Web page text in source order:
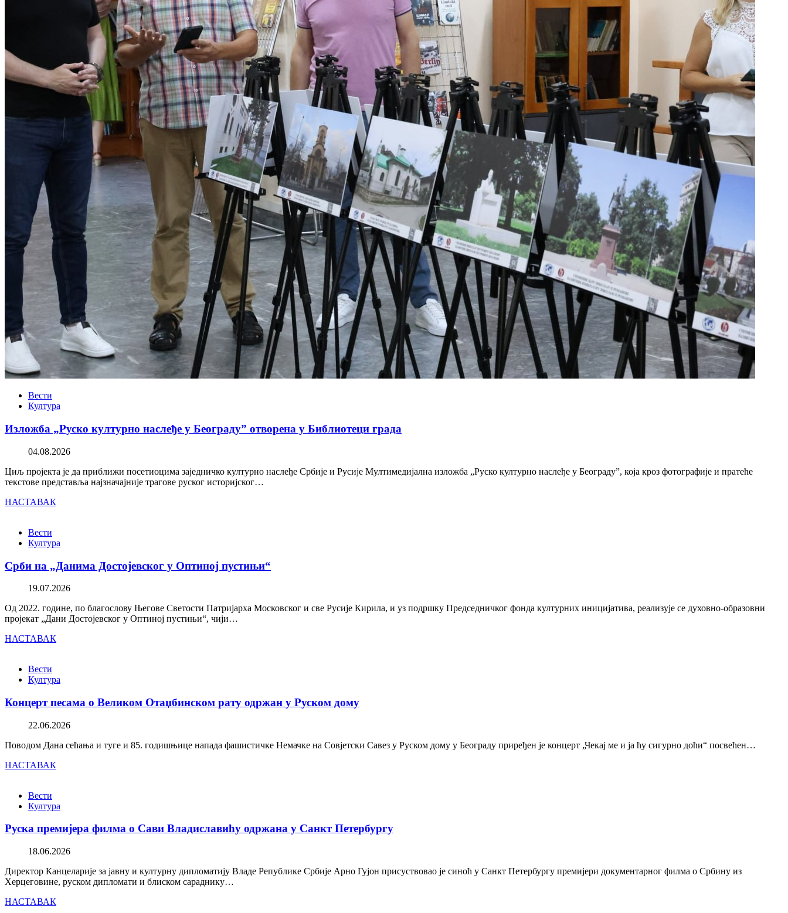
Вести
Култура
Изложба „Руско културно наслеђе у Београду” отворена у Библиотеци града
04.08.2026
Циљ пројекта је да приближи посетиоцима заједничко културно наслеђе Србије и Русије Мултимедијална изложба „Руско културно наслеђе у Београду”, која кроз фотографије и пратеће
текстове представља најзначајније трагове руског историјског…
НАСТАВАК
Вести
Култура
Срби на „Данима Достојевског у Оптиној пустињи“
19.07.2026
Од 2022. године, по благослову Његове Светости Патријарха Московског и све Русије Кирила, и уз подршку Председничког фонда културних иницијатива, реализује се духовно-образовни
пројекат „Дани Достојевског у Оптиној пустињи“, чији…
НАСТАВАК
Вести
Култура
Концерт песама о Великом Отаџбинском рату одржан у Руском дому
22.06.2026
Поводом Дана сећања и туге и 85. годишњице напада фашистичке Немачке на Совјетски Савез у Руском дому у Београду приређен је концерт „Чекај ме и ја ћу сигурно доћи“ посвећен…
НАСТАВАК
Вести
Култура
Руска премијера филма о Сави Владиславићу одржана у Санкт Петербургу
18.06.2026
Директор Канцеларије за јавну и културну дипломатију Владе Републике Србије Арно Гујон присуствовао је синоћ у Санкт Петербургу премијери документарног филма о Србину из
Херцеговине, руском дипломати и блиском сараднику…
НАСТАВАК